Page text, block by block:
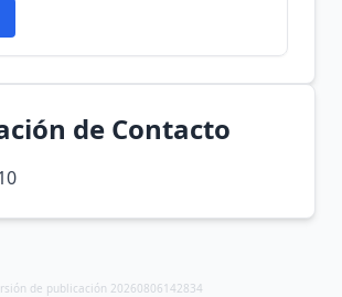
de Contacto
de publicación 20260806142834